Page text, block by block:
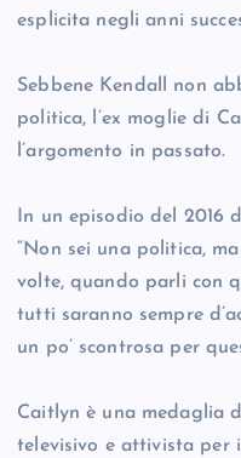
esplicita negli anni
Sebbene Kendall non
politica, l’ex moglie di
l’argomento in passato.
In un episodio del 2016
“Non sei una politica,
volte, quando parli con
tutti saranno sempre
un po’ scontrosa per
Caitlyn è una medaglia
televisivo e attivista per